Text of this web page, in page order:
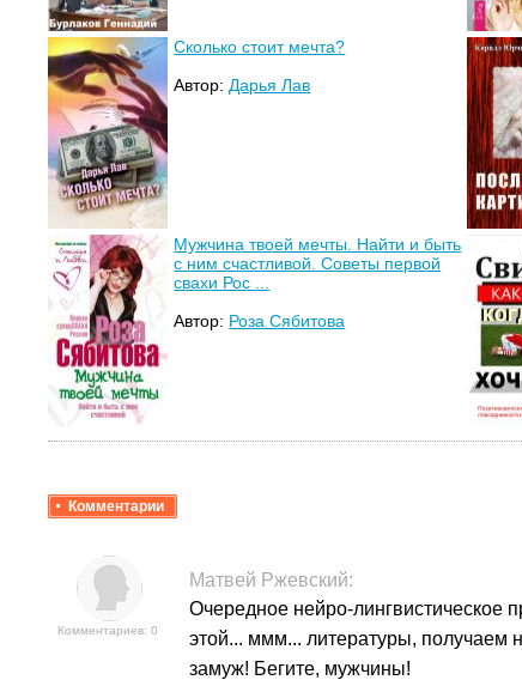
Сколько стоит мечта?
Автор: Дарья Лав
Мужчина твоей мечты. Найти и быть
с ним счастливой. Советы первой
свахи Рос ...
Автор: Роза Сябитова
Комментарии
Комментариев: 0
Матвей Ржевский:
Очередное нейро-лингвистическое
этой... ммм... литературы, получаем
замуж! Бегите, мужчины!